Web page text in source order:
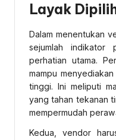
Layak
Dalam menentukan
sejumlah indikator
perhatian utama.
mampu
tinggi. Ini meliputi
yang tahan tekanan
mempermudah
Kedua, vendor